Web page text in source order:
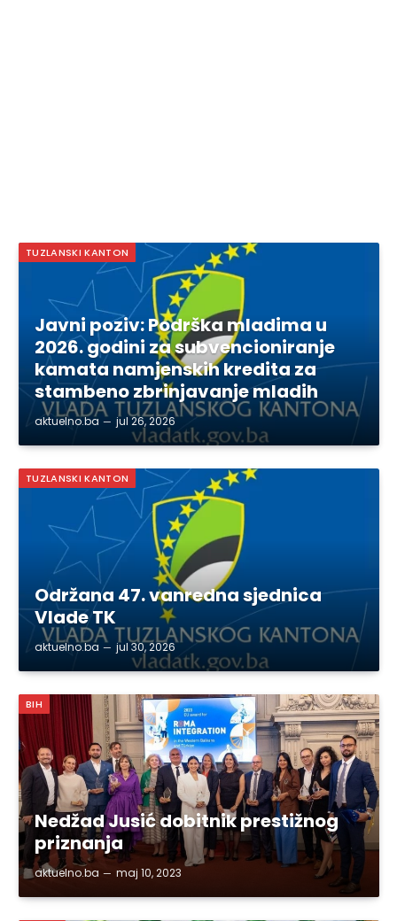
TUZLANSKI KANTON
Javni poziv: Podrška mladima u
2026. godini za subvencioniranje
kamata namjenskih kredita za
stambeno zbrinjavanje mladih
aktuelno.ba jul 26, 2026
TUZLANSKI KANTON
Održana 47. vanredna sjednica
Vlade TK
aktuelno.ba jul 30, 2026
BIH
Nedžad Jusić dobitnik prestižnog
priznanja
aktuelno.ba maj 10, 2023